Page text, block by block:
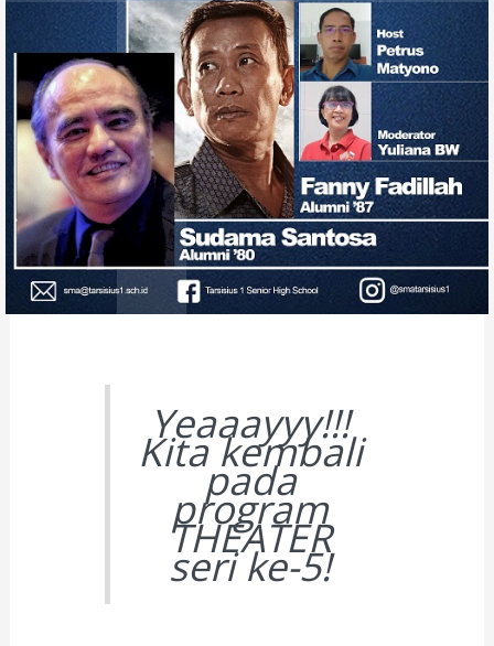
Yeaaayyy!!!
Kita kembali
pada
program
THEATER
seri ke-5!